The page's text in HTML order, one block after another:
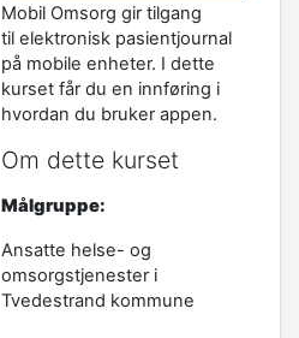
Mobil Omsorg gir tilgang
til elektronisk pasientjournal
på mobile enheter. I dette
kurset får du en innføring i
hvordan du bruker appen.
Om dette kurset
Målgruppe:
Ansatte helse- og
omsorgstjenester i
Tvedestrand kommune